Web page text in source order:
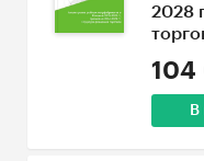
2028
104
В